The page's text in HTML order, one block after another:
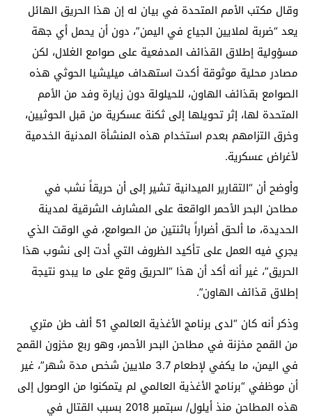
وقال مكتب الأمم المتحدة في بيان له إن هذا الحريق الهائل
يعد “ضربة لملايين الجياع في اليمن”، دون أن يحمل أي جهة
مسؤولية إطلاق القذائف المدفعية على صوامع الغلال، لكن
مصادر محلية موثوقة أكدت استهداف ميليشيا الحوثي هذه
الصوامع بقذائف الهاون، للحيلولة دون زيارة وفد من الأمم
المتحدة لها، إثر تحويلها إلى ثكنة عسكرية من قبل الحوثيين،
وخرق التزامهم بعدم استخدام هذه المنشأة المدنية الخدمية
لأغراض عسكرية.
وأوضح أن “التقاریر الميدانية تشير إلى أن حریقاً نشب في
مطاحن البحر الأحمر الواقعة على المشارف الشرقیة لمدینة
الحدیدة، ما ألحق أضراراً باثنتین من الصوامع، في الوقت الذي
یجري فيه العمل على تأكید الظروف التي أدت إلى نشوب هذا
الحریق”، غير أنه أكد أن هذا “الحریق وقع على ما يبدو نتیجة
إطلاق قذائف الهاون”.
وذكر أنه كان “لدى برنامج الأغذیة العالمي 51 ألف طن متري
من القمح مخزنة في مطاحن البحر الأحمر، وهو ربع مخزون القمح
في اليمن، ما یكفي لإطعام 3.7 ملایین شخص مدة شهر”، غير
أن موظفي “برنامج الأغذیة العالمي لم یتمكنوا من الوصول إلى
هذه المطاحن منذ أيلول/ سبتمبر 2018 بسبب القتال في